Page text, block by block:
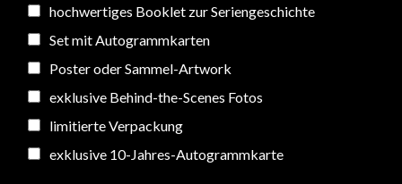
hochwertiges Booklet zur Seriengeschichte
Set mit Autogrammkarten
Poster oder Sammel-Artwork
exklusive Behind-the-Scenes Fotos
limitierte Verpackung
exklusive 10-Jahres-Autogrammkarte